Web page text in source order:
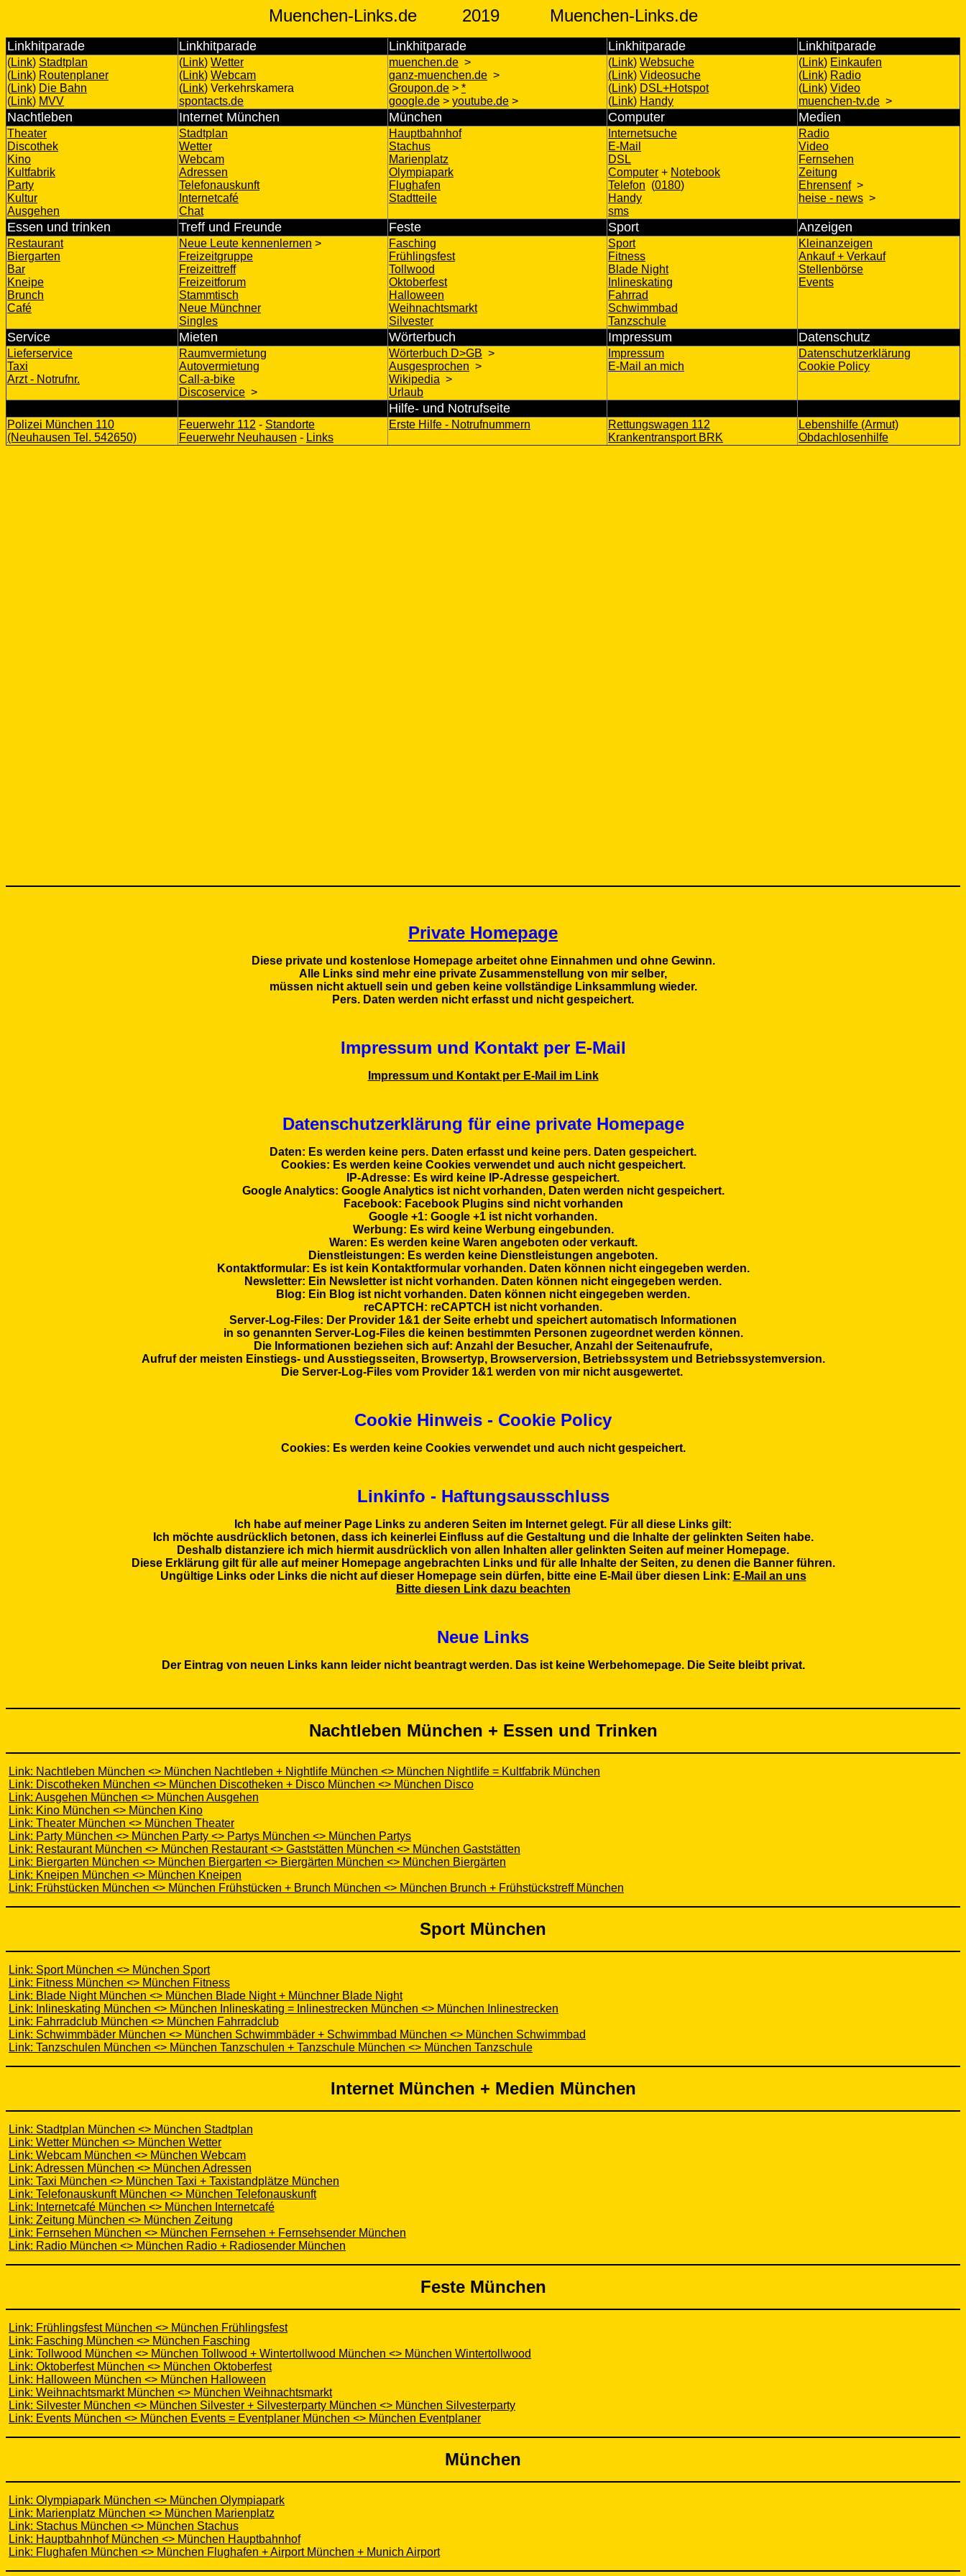
Muenchen-Links.de 2019 Muenchen-Links.de
Linkhitparade Linkhitparade Linkhitparade Linkhitparade Linkhitparade
(Link) Stadtplan
(Link) Routenplaner
(Link) Die Bahn
(Link) MVV
(Link) Wetter
(Link) Webcam
(Link) Verkehrskamera
spontacts.de
muenchen.de >
ganz-muenchen.de >
Groupon.de > *
google.de > youtube.de >
(Link) Websuche
(Link) Videosuche
(Link) DSL+Hotspot
(Link) Handy
(Link) Einkaufen
(Link) Radio
(Link) Video
muenchen-tv.de >
Nachtleben Internet München München Computer Medien
Theater
Discothek
Kino
Kultfabrik
Party
Kultur
Ausgehen
Stadtplan
Wetter
Webcam
Adressen
Telefonauskunft
Internetcafé
Chat
Hauptbahnhof
Stachus
Marienplatz
Olympiapark
Flughafen
Stadtteile
Internetsuche
E-Mail
DSL
Computer + Notebook
Telefon (0180)
Handy
sms
Radio
Video
Fernsehen
Zeitung
Ehrensenf>
heise - news >
Essen und trinken Treff und Freunde Feste Sport Anzeigen
Restaurant
Biergarten
Bar
Kneipe
Brunch
Café
Neue Leute kennenlernen >
Freizeitgruppe
Freizeittreff
Freizeitforum
Stammtisch
Neue Münchner
Singles
Fasching
Frühlingsfest
Tollwood
Oktoberfest
Halloween
Weihnachtsmarkt
Silvester
Sport
Fitness
Blade Night
Inlineskating
Fahrrad
Schwimmbad
Tanzschule
Kleinanzeigen
Ankauf + Verkauf
Stellenbörse
Events
Service Mieten Wörterbuch Impressum Datenschutz
Lieferservice
Taxi
Arzt - Notrufnr.
Raumvermietung
Autovermietung
Call-a-bike
Discoservice >
Wörterbuch D>GB >
Ausgesprochen >
Wikipedia >
Urlaub
Impressum
E-Mail an mich
Datenschutzerklärung
Cookie Policy
Hilfe- und Notrufseite
Polizei München 110
(Neuhausen Tel. 542650)
Feuerwehr 112 - Standorte
Feuerwehr Neuhausen - Links
Erste Hilfe - Notrufnummern
Rettungswagen 112
Krankentransport BRK
Lebenshilfe (Armut)
Obdachlosenhilfe
Private Homepage
Diese private und kostenlose Homepage arbeitet ohne Einnahmen und ohne Gewinn.
Alle Links sind mehr eine private Zusammenstellung von mir selber,
müssen nicht aktuell sein und geben keine vollständige Linksammlung wieder.
Pers. Daten werden nicht erfasst und nicht gespeichert.
Impressum und Kontakt per E-Mail
Impressum und Kontakt per E-Mail im Link
Datenschutzerklärung für eine private Homepage
Daten: Es werden keine pers. Daten erfasst und keine pers. Daten gespeichert.
Cookies: Es werden keine Cookies verwendet und auch nicht gespeichert.
IP-Adresse: Es wird keine IP-Adresse gespeichert.
Google Analytics: Google Analytics ist nicht vorhanden, Daten werden nicht gespeichert.
Facebook: Facebook Plugins sind nicht vorhanden
Google +1: Google +1 ist nicht vorhanden.
Werbung: Es wird keine Werbung eingebunden.
Waren: Es werden keine Waren angeboten oder verkauft.
Dienstleistungen: Es werden keine Dienstleistungen angeboten.
Kontaktformular: Es ist kein Kontaktformular vorhanden. Daten können nicht eingegeben werden.
Newsletter: Ein Newsletter ist nicht vorhanden. Daten können nicht eingegeben werden.
Blog: Ein Blog ist nicht vorhanden. Daten können nicht eingegeben werden.
reCAPTCH: reCAPTCH ist nicht vorhanden.
Server-Log-Files: Der Provider 1&1 der Seite erhebt und speichert automatisch Informationen
in so genannten Server-Log-Files die keinen bestimmten Personen zugeordnet werden können.
Die Informationen beziehen sich auf: Anzahl der Besucher, Anzahl der Seitenaufrufe,
Aufruf der meisten Einstiegs- und Ausstiegsseiten, Browsertyp, Browserversion, Betriebssystem und Betriebssystemversion.
Die Server-Log-Files vom Provider 1&1 werden von mir nicht ausgewertet.
Cookie Hinweis - Cookie Policy
Cookies: Es werden keine Cookies verwendet und auch nicht gespeichert.
Linkinfo - Haftungsausschluss
Ich habe auf meiner Page Links zu anderen Seiten im Internet gelegt. Für all diese Links gilt:
Ich möchte ausdrücklich betonen, dass ich keinerlei Einfluss auf die Gestaltung und die Inhalte der gelinkten Seiten habe.
Deshalb distanziere ich mich hiermit ausdrücklich von allen Inhalten aller gelinkten Seiten auf meiner Homepage.
Diese Erklärung gilt für alle auf meiner Homepage angebrachten Links und für alle Inhalte der Seiten, zu denen die Banner führen.
Ungültige Links oder Links die nicht auf dieser Homepage sein dürfen, bitte eine E-Mail über diesen Link: E-Mail an uns
Bitte diesen Link dazu beachten
Neue Links
Der Eintrag von neuen Links kann leider nicht beantragt werden.Das ist keine Werbehomepage. Die Seite bleibt privat.
Nachtleben München + Essen und Trinken
Link: Nachtleben München <> München Nachtleben + Nightlife München <> München Nightlife = Kultfabrik München
Link: Discotheken München <> München Discotheken + Disco München <> München Disco
Link: Ausgehen München <> München Ausgehen
Link: Kino München <> München Kino
Link: Theater München <> München Theater
Link: Party München <> München Party <> Partys München <> München Partys
Link: Restaurant München <> München Restaurant <> Gaststätten München <> München Gaststätten
Link: Biergarten München <> München Biergarten <> Biergärten München <> München Biergärten
Link: Kneipen München <> München Kneipen
Link: Frühstücken München <> München Frühstücken + Brunch München <> München Brunch + Frühstückstreff München
Sport München
Link: Sport München <> München Sport
Link: Fitness München <> München Fitness
Link: Blade Night München <> München Blade Night + Münchner Blade Night
Link: Inlineskating München <> München Inlineskating = Inlinestrecken München <> München Inlinestrecken
Link: Fahrradclub München <> München Fahrradclub
Link: Schwimmbäder München <> München Schwimmbäder + Schwimmbad München <> München Schwimmbad
Link: Tanzschulen München <> München Tanzschulen + Tanzschule München <> München Tanzschule
Internet München + Medien München
Link: Stadtplan München <> München Stadtplan
Link: Wetter München <> München Wetter
Link: Webcam München <> München Webcam
Link: Adressen München <> München Adressen
Link: Taxi München <> München Taxi + Taxistandplätze München
Link: Telefonauskunft München <> München Telefonauskunft
Link: Internetcafé München <> München Internetcafé
Link: Zeitung München <> München Zeitung
Link: Fernsehen München <> München Fernsehen + Fernsehsender München
Link: Radio München <> München Radio + Radiosender München
Feste München
Link: Frühlingsfest München <> München Frühlingsfest
Link: Fasching München <> München Fasching
Link: Tollwood München <> München Tollwood + Wintertollwood München <> München Wintertollwood
Link: Oktoberfest München <> München Oktoberfest
Link: Halloween München <> München Halloween
Link: Weihnachtsmarkt München <> München Weihnachtsmarkt
Link: Silvester München <> München Silvester + Silvesterparty München <> München Silvesterparty
Link: Events München <> München Events = Eventplaner München <> München Eventplaner
München
Link: Olympiapark München <> München Olympiapark
Link: Marienplatz München <> München Marienplatz
Link: Stachus München <> München Stachus
Link: Hauptbahnhof München <> München Hauptbahnhof
Link: Flughafen München <> München Flughafen + Airport München + Munich Airport